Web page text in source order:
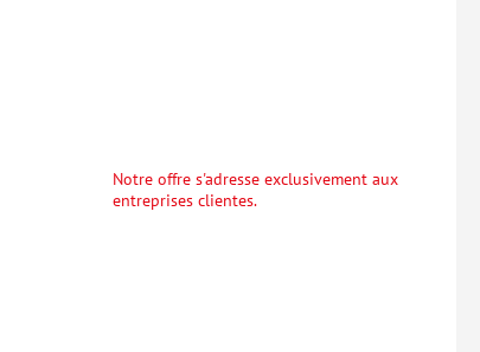
Notre offre s'adresse exclusivement aux
entreprises clientes.